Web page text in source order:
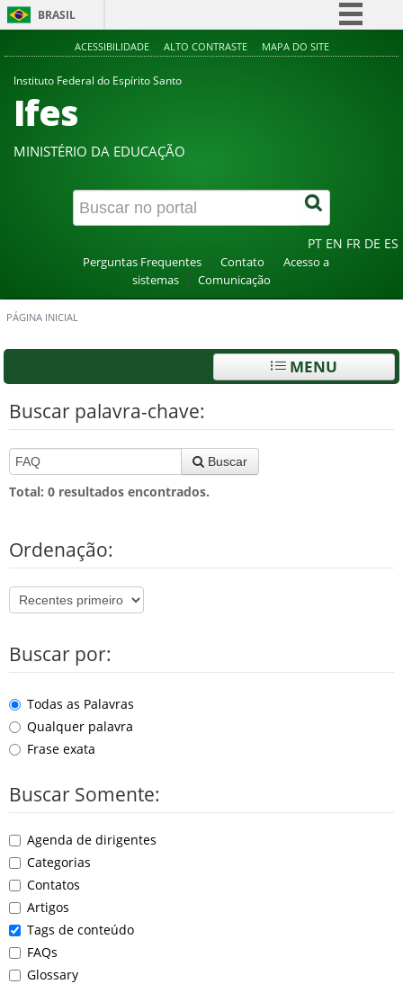
BRASIL
Simplifique!
Canais
ACESSIBILIDADE ALTO CONTRASTE MAPA DO SITE
Instituto Federal do Espírito Santo
Ifes
MINISTÉRIO DA EDUCAÇÃO
PT EN FR DE ES
Perguntas Frequentes Contato
Acesso a
sistemas
Comunicação
PÁGINA INICIAL
MENU
Buscar palavra-chave:
Buscar
Total: 0 resultados encontrados.
Ordenação:
Buscar por:
Todas as Palavras
Qualquer palavra
Frase exata
Buscar Somente:
Agenda de dirigentes
Categorias
Contatos
Artigos
Tags de conteúdo
FAQs
Glossary